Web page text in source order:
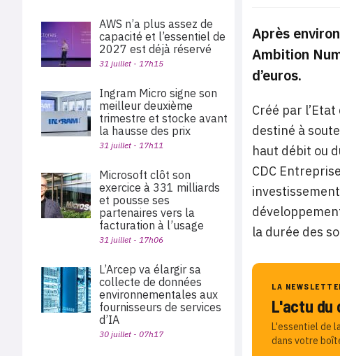
Après
Ambition
d’euros.
Créé par
destiné à
haut débit ou
CDC
la durée des
LA
L'actu du
L'essentiel de
dans votre
AWS n’a plus assez de
capacité et l’essentiel de
2027 est déjà réservé
31 juillet - 17h15
Ingram Micro signe son
meilleur deuxième
trimestre et stocke avant
la hausse des prix
31 juillet - 17h11
Microsoft clôt son
exercice à 331 milliards
et pousse ses
partenaires vers la
facturation à l’usage
31 juillet - 17h06
L’Arcep va élargir sa
collecte de données
environnementales aux
fournisseurs de services
d’IA
30 juillet - 07h17